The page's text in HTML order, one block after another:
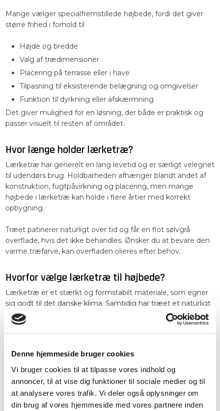
Denne hjemmeside bruger cookies
Vi bruger cookies til at tilpasse vores indhold og
annoncer, til at vise dig funktioner til sociale medier og til
at analysere vores trafik. Vi deler også oplysninger om
din brug af vores hjemmeside med vores partnere inden
Mange vælger specialfremstillede højbede, fordi det giver
større frihed i forhold til
Højde og bredde
Valg af trædimensioner
Placering på terrasse eller i have
Tilpasning til eksisterende belægning og omgivelser
Funktion til dyrkning eller afskærmning
Det giver mulighed for en løsning, der både er praktisk og
passer visuelt til resten af området.
Hvor længe holder lærketræ?
Lærketræ har generelt en lang levetid og er særligt velegnet
til udendørs brug. Holdbarheden afhænger blandt andet af
konstruktion, fugtpåvirkning og placering, men mange
højbede i lærketræ kan holde i flere årtier med korrekt
opbygning.
Træet patinerer naturligt over tid og får en flot sølvgrå
overflade, hvis det ikke behandles. Ønsker du at bevare den
varme træfarve, kan overfladen olieres efter behov.
Hvorfor vælge lærketræ til højbede?
Lærketræ er et stærkt og formstabilt materiale, som egner
sig godt til det danske klima. Samtidig har træet et naturligt
udtryk, der passer godt ind i moderne haveindretning og
klassiske udemiljøer.
Kræver begrænset vedligeholdelse
Har naturlig modstandsdygtighed mod fugt
Er velegnet til udendørs træprojekter
Har et eksklusivt og naturligt udseende